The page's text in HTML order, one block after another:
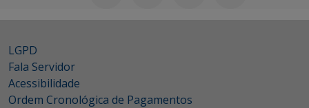
LGPD
Fala Servidor
Acessibilidade
Ordem Cronológica de Pagamentos